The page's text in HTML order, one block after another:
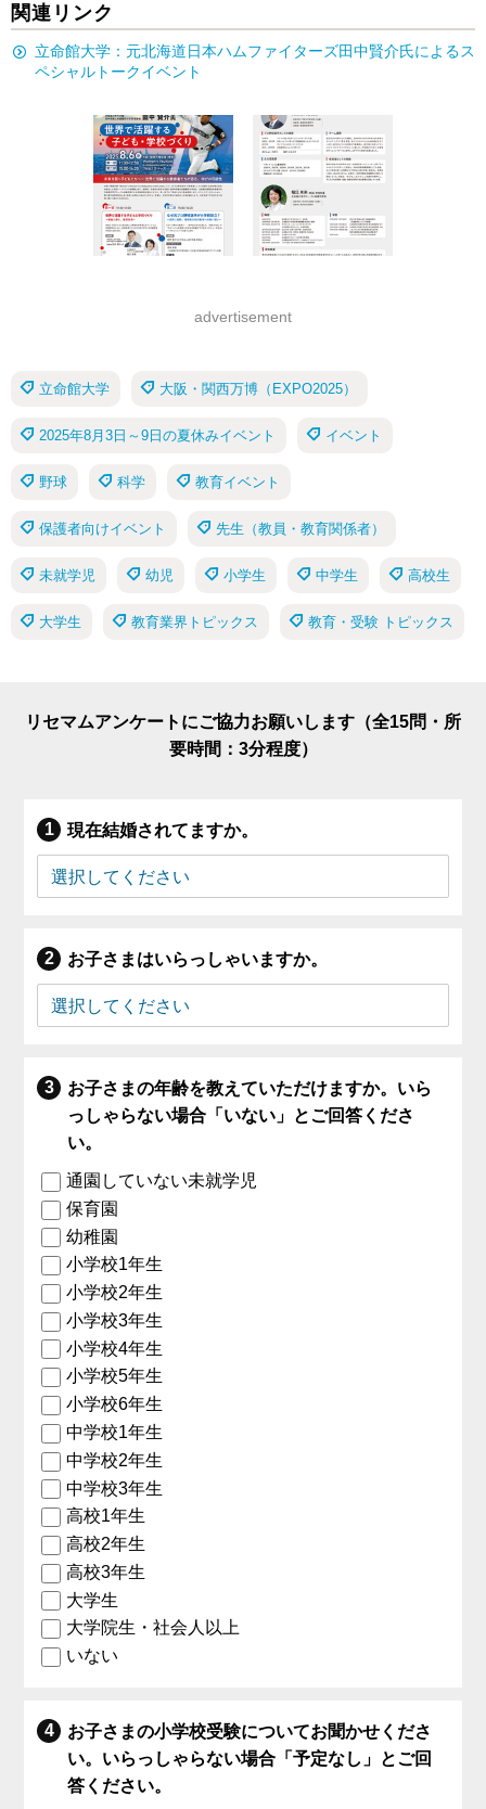
関連リンク
立命館大学：元北海道日本ハムファイターズ田中賢介氏によるス
ペシャルトークイベント
advertisement
立命館大学 大阪・関西万博（EXPO2025）
2025年8月3日～9日の夏休みイベント イベント
野球 科学 教育イベント
保護者向けイベント 先生（教員・教育関係者）
未就学児 幼児 小学生 中学生 高校生
大学生 教育業界トピックス 教育・受験 トピックス
リセマムアンケートにご協力お願いします（全15問・所
要時間：3分程度）
現在結婚されてますか。
お子さまはいらっしゃいますか。
お子さまの年齢を教えていただけますか。いら
っしゃらない場合「いない」とご回答くださ
い。
通園していない未就学児
保育園
幼稚園
小学校1年生
小学校2年生
小学校3年生
小学校4年生
小学校5年生
小学校6年生
中学校1年生
中学校2年生
中学校3年生
高校1年生
高校2年生
高校3年生
大学生
大学院生・社会人以上
いない
お子さまの小学校受験についてお聞かせくださ
い。いらっしゃらない場合「予定なし」とご回
答ください。